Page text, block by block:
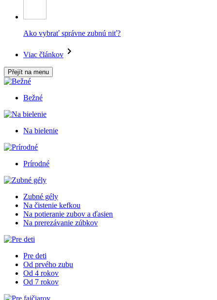
Ako vybrať správne zubnú niť?
Viac článkov
Přejít na menu
Bežné
Na bielenie
Prírodné
Zubné gély
Na čistenie kefkou
Na potieranie zubov a ďasien
Na prerezávanie zúbkov
Pre deti
Od prvého zubu
Od 4 rokov
Od 7 rokov